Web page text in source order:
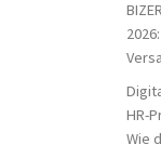
HR-
Wie